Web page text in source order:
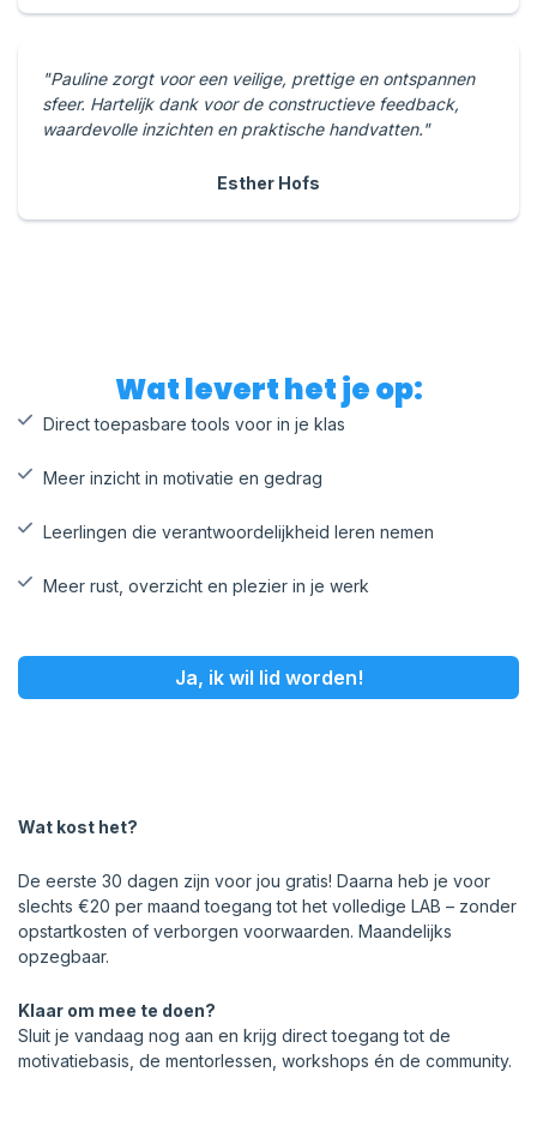
"Pauline zorgt voor een veilige, prettige en ontspannen
sfeer. Hartelijk dank voor de constructieve feedback,
waardevolle inzichten en praktische handvatten."
Esther Hofs
Wat levert het je op:
Direct toepasbare tools voor in je klas
Meer inzicht in motivatie en gedrag
Leerlingen die verantwoordelijkheid leren nemen
Meer rust, overzicht en plezier in je werk
Ja, ik wil lid worden!
Wat kost het?
De eerste 30 dagen zijn voor jou gratis! Daarna heb je voor
slechts €20 per maand toegang tot het volledige LAB – zonder
opstartkosten of verborgen voorwaarden. Maandelijks
opzegbaar.
Klaar om mee te doen?
Sluit je vandaag nog aan en krijg direct toegang tot de
motivatiebasis, de mentorlessen, workshops én de community.